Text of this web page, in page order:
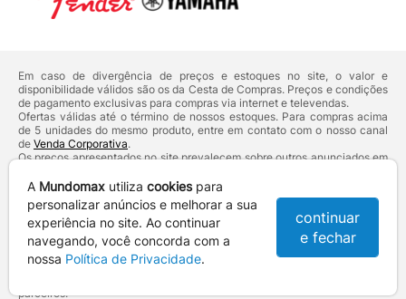
Em caso de divergência de preços e estoques no site, o valor e
disponibilidade válidos são os da Cesta de Compras. Preços e condições
de pagamento exclusivas para compras via internet e televendas.
Ofertas válidas até o término de nossos estoques. Para compras acima
de 5 unidades do mesmo produto, entre em contato com o nosso canal
de Venda Corporativa.
Os preços apresentados no site prevalecem sobre outros anunciados em
Defesa do Consumidor:Lei nº 8.078.
Vendas sujeitas à confirmação de dados e análises de crédito e risco.
Razão Social: Hayamax Distribuidora de Produtos Eletrônicos Ltda -
CNPJ: 01.725.627/0002-53 - Endereço: R. Senador Souza Naves, 9 -
Centro - CEP: 86010-921 - Londrina / PR
Mundomax. 2007 - 2026 - Todos os direitos reservados. - Fotos e
parceiros.
A Mundomax utiliza cookiespara
personalizar anúncios e melhorar a sua
experiência no site. Ao continuar
navegando, você concorda com a
nossa Política de Privacidade.
continuar
e fechar